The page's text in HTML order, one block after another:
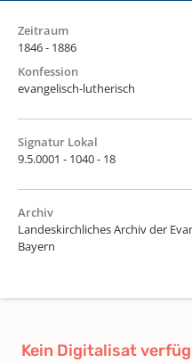
Zeitraum
1846 - 1886
Konfession
evangelisch-lutherisch
Signatur Lokal
9.5.0001 - 1040 - 18
Archiv
Landeskirchliches Archiv der
Bayern
Kein Digitalisat